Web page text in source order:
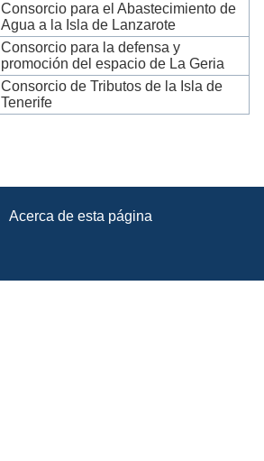
Consorcio para el Abastecimiento de
Agua a la Isla de Lanzarote
Consorcio para la defensa y
promoción del espacio de La Geria
Consorcio de Tributos de la Isla de
Tenerife
Acerca de esta página